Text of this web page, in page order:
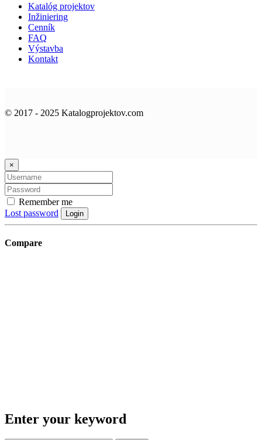
Katalóg projektov
Inžiniering
Cenník
FAQ
Výstavba
Kontakt
© 2017 - 2025 Katalogprojektov.com
×
Remember me
Lost password
Login
Compare
Enter your keyword